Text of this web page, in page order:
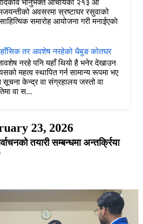
भानुभक्त आचार्यको २१३ औं
अवसरमा स्रष्टाघर रसुवाको
समारोह आयोजना गरी मनाईएकाे
तर अवशेष नरहेको धैबुङ कोतघर
नरहे पनि यहाँ थियो है भनेर देखाउन
महत्व स्थापित गर्न सामान्य रूपमा भए
सूचना केन्द्र वा संग्रहालय जस्तो वा
वा स...
23, 2026
तयारी सम्बन्धमा अन्तर्क्रिया